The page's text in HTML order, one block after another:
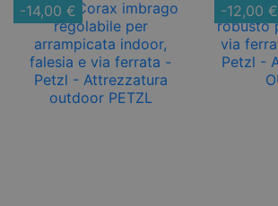
-14,00 €
-12,00 €